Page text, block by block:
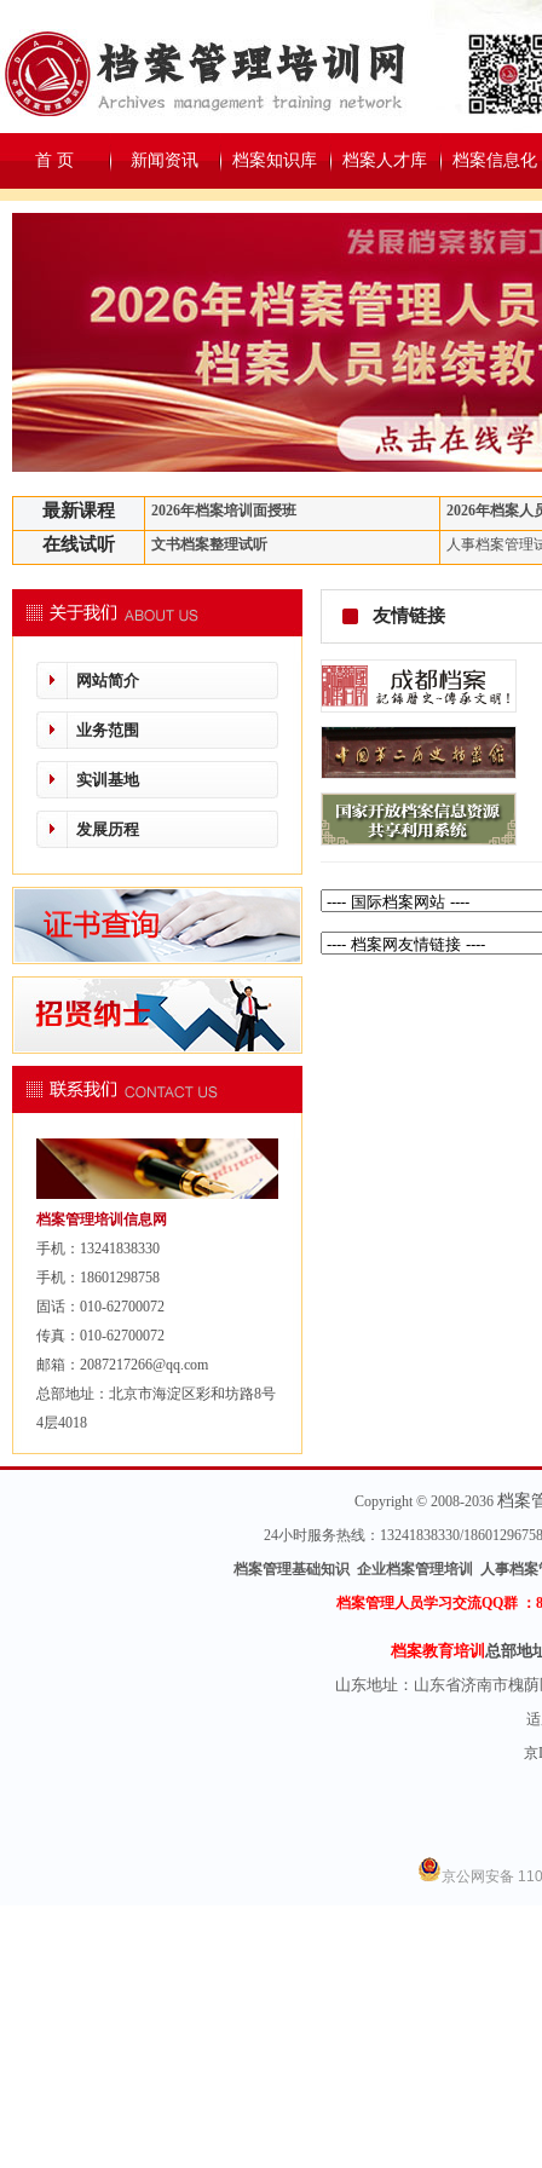
首 页 新闻资讯 档案知识库 档案人才库 档案信息化
最新课程 2026年档案培训面授班 2026年档案人
在线试听 文书档案整理试听 人事档案管理
网站简介
业务范围
实训基地
发展历程
档案管理培训信息网
手机：13241838330
手机：18601298758
固话：010-62700072
传真：010-62700072
邮箱：2087217266@qq.com
总部地址：北京市海淀区彩和坊路8号
4层4018
友情链接
Copyright © 2008-2036 档案
24小时服务热线：13241838330/
档案管理基础知识 企业档案管理培训 人事档
档案管理人员学习交流QQ群 ：
档案教育培训总部地
山东地址： 山东省济南市槐
京
京公网安备